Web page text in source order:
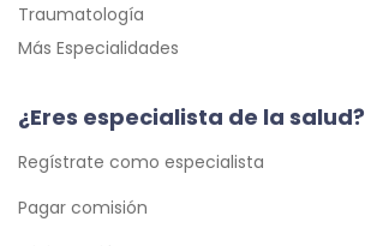
Traumatología
Más Especialidades
¿Eres especialista de la salud?
Regístrate como especialista
Pagar comisión